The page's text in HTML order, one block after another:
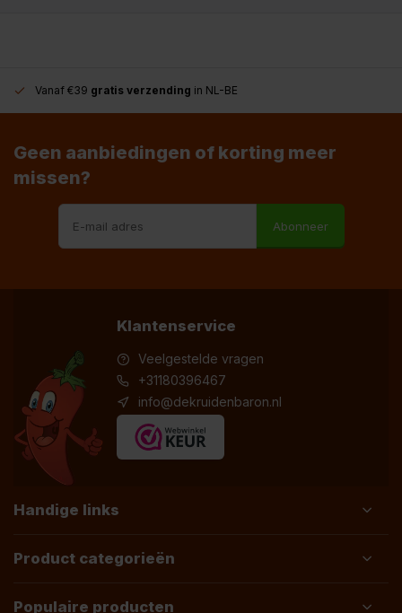
Vanaf €39 gratis verzending in NL-BE
Geen aanbiedingen of korting meer
missen?
Abonneer
Klantenservice
Veelgestelde vragen
+31180396467
info@dekruidenbaron.nl
Handige links
Product categorieën
Populaire producten